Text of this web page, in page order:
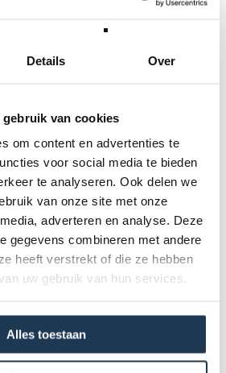
Details Over
gebruik van cookies
om content en advertenties te
voor social media te bieden
te analyseren. Ook delen we
van onze site met onze
adverteren en analyse. Deze
gegevens combineren met andere
heeft verstrekt of die ze hebben
uw gebruik van hun services.
Alles toestaan
(1 stuk)